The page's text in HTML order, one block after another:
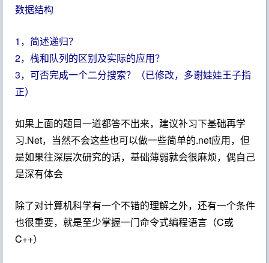
数据结构
1，简述递归？
2，栈和队列的区别及实际的应用？
3，可否完成一个二分搜索？（已修改，多谢娃娃王子指
正）
如果上面的题目一道都答不出来，建议补习下基础再学
习.Net，当然不会这些也可以做一些简单的.net应用，但
是如果往深层次研究的话，基础薄弱就会很麻烦，偶自己
是深有体会
除了对计算机科学有一个不错的理解之外，还有一个条件
也很重要，就是至少掌握一门命令式编程语言（C或
C++）